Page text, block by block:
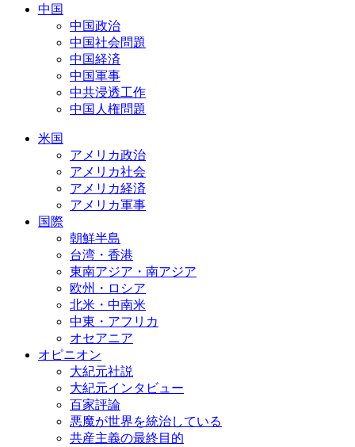
中国
中国政治
中国社会問題
中国経済
中国軍事
中共浸透工作
中国人権問題
米国
アメリカ政治
アメリカ社会
アメリカ経済
アメリカ軍事
国際
朝鮮半島
台湾・香港
東南アジア・南アジア
欧州・ロシア
北米・中南米
中東・アフリカ
オセアニア
オピニオン
大紀元社説
大紀元インタビュー
百家評論
悪魔が世界を統治している
共産主義の最終目的